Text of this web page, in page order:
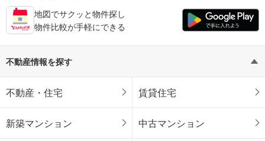
地図でサクッと物件探し
物件比較が手軽にできる
不動産情報を探す
不動産・住宅 賃貸住宅
新築マンション 中古マンション